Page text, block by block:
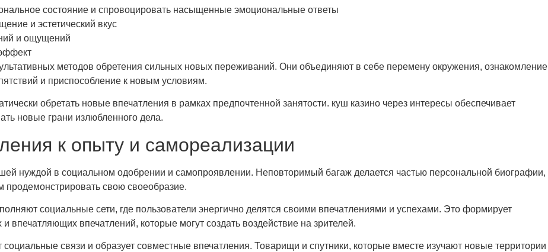
состояние и спровоцировать насыщенные эмоциональные ответы
и эстетический вкус
и ощущений
методов обретения сильных новых переживаний. Они объединяют в себе перемену окружения, ознакомление
и приспособление к новым условиям.
обретать новые впечатления в рамках предпочтенной занятости. куш казино через интересы обеспечивает
новые грани излюбленного дела.
к опыту и самореализации
нуждой в социальном одобрении и самопроявлении. Неповторимый багаж делается частью персональной биографии,
свою своеобразие.
социальные сети, где пользователи энергично делятся своими впечатлениями и успехами. Это формирует
впечатляющих впечатлений, которые могут создать воздействие на зрителей.
связи и образует совместные впечатления. Товарищи и спутники, которые вместе изучают новые территории